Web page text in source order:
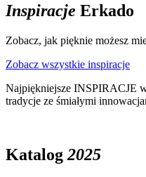
Inspiracje Erkado
Zobacz, jak pięknie możesz
Zobacz wszystkie inspiracje
Najpiękniejsze INSPIRACJE
tradycje ze śmiałymi
Katalog 2025